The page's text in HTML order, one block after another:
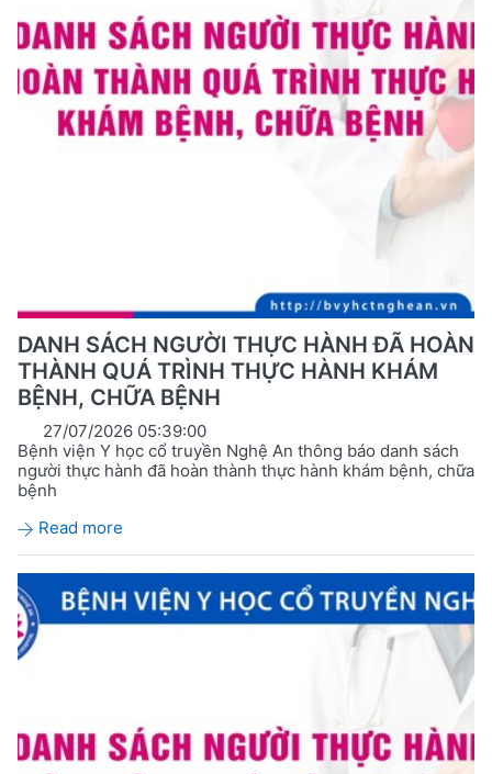
DANH SÁCH NGƯỜI THỰC HÀNH ĐÃ HOÀN
THÀNH QUÁ TRÌNH THỰC HÀNH KHÁM
BỆNH, CHỮA BỆNH
27/07/2026 05:39:00
Bệnh viện Y học cổ truyền Nghệ An thông báo danh sách
người thực hành đã hoàn thành thực hành khám bệnh, chữa
bệnh
Read more